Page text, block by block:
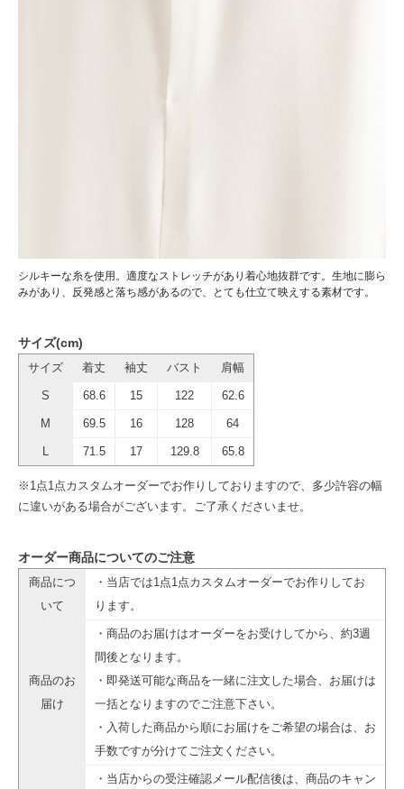
シルキーな糸を使用。適度なストレッチがあり着心地抜群です。生地に膨ら
みがあり、反発感と落ち感があるので、とても仕立て映えする素材です。
サイズ(cm)
サイズ 着丈 袖丈 バスト 肩幅
S 68.6 15 122 62.6
M 69.5 16 128 64
71.5 17 129.8 65.8
※1点1点カスタムオーダーでお作りしておりますので、多少許容の幅
に違いがある場合がございます。ご了承くださいませ。
オーダー商品についてのご注意
商品につ
いて
・当店では1点1点カスタムオーダーでお作りしてお
ります。
商品のお
届け
・商品のお届けはオーダーをお受けしてから、約3週
間後となります。
・即発送可能な商品を一緒に注文した場合、お届けは
一括となりますのでご注意下さい。
・入荷した商品から順にお届けをご希望の場合は、お
手数ですが分けてご注文ください。
・当店からの受注確認メール配信後は、商品のキャン